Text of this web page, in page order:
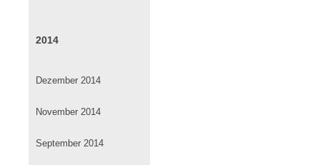
2014
Dezember 2014
November 2014
September 2014